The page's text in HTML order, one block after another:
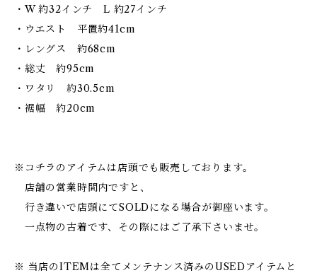
・W 約32インチ L 約27インチ
・ウエスト 平置約41cm
・レングス 約68cm
・総丈 約95cm
・ワタリ 約30.5cm
・裾幅 約20cm
※コチラのアイテムは店頭でも販売しております。
店舗の営業時間内ですと、
行き違いで店頭にてSOLDになる場合が御座います。
一点物の古着です、その際にはご了承下さいませ。
※ 当店のITEMは全てメンテナンス済みのUSEDアイテムと